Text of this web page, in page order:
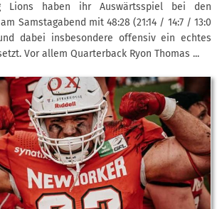
Lions haben ihr Auswärtsspiel bei den
Samstagabend mit 48:28 (21:14 / 14:7 / 13:0
dabei insbesondere offensiv ein echtes
Vor allem Quarterback Ryon Thomas ...